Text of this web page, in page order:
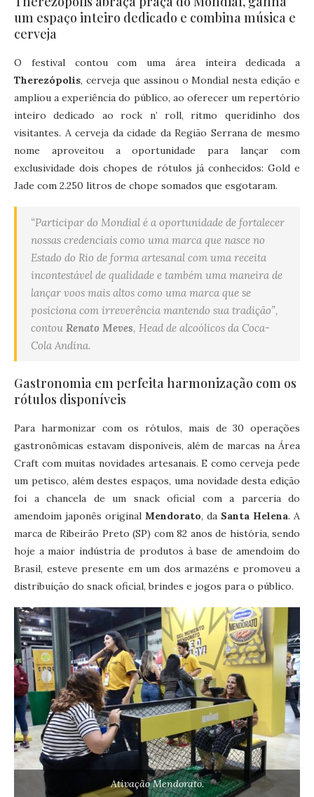
um espaço inteiro dedicado e combina música e
cerveja
O festival contou com uma área inteira dedicada a
Therezópolis, cerveja que assinou o Mondial nesta edição e
ampliou a experiência do público, ao oferecer um repertório
inteiro dedicado ao rock n’ roll, ritmo queridinho dos
visitantes. A cerveja da cidade da Região Serrana de mesmo
nome aproveitou a oportunidade para lançar com
exclusividade dois chopes de rótulos já conhecidos: Gold e
Jade com 2.250 litros de chope somados que esgotaram.
“Participar do Mondial é a oportunidade de fortalecer
nossas credenciais como uma marca que nasce no
Estado do Rio de forma artesanal com uma receita
incontestável de qualidade e também uma maneira de
lançar voos mais altos como uma marca que se
posiciona com irreverência mantendo sua tradição”,
contou Renato Meves, Head de alcoólicos da Coca-
Cola Andina.
Gastronomia em perfeita harmonização com os
rótulos disponíveis
Para harmonizar com os rótulos, mais de 30 operações
gastronômicas estavam disponíveis, além de marcas na Área
Craft com muitas novidades artesanais. E como cerveja pede
um petisco, além destes espaços, uma novidade desta edição
foi a chancela de um snack oficial com a parceria do
amendoim japonês original Mendorato, da Santa Helena. A
marca de Ribeirão Preto (SP) com 82 anos de história, sendo
hoje a maior indústria de produtos à base de amendoim do
Brasil, esteve presente em um dos armazéns e promoveu a
distribuição do snack oficial, brindes e jogos para o público.
Ativação Mendorato.